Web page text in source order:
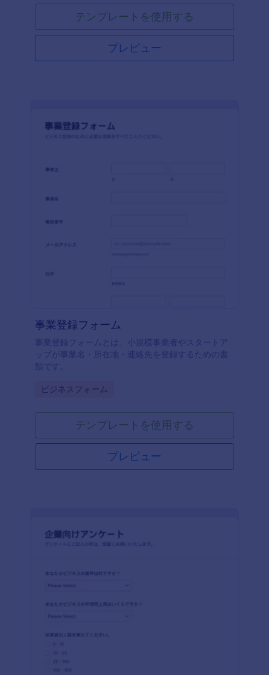
完了したタスク、上司への質問など、重要な情報を
集めることができます。受信内容はJotformのアカウ
ントに保存され、どのデバイスからでも簡単にアク
セスできます。 業務の内容により求められるレポー
トは異なります。Jotformのフォームビルダーを使っ
ョナルに仕上げることができます。Slack、
monday.com、Googleドライブ、Salesforce CRMな
ます。無料の従業員向けデイリーリポートフォーム
ができるので、面倒な書類作成や時間のかかる毎日
テンプレートを使用する
プレビュー
事業登録フォーム
事業登録フォームとは、小規模事業者やスタートア
ップが事業名・所在地・連絡先を登録するための書
類です。
Go to Category:
ビジネスフォーム
テンプレートを使用する
プレビュー